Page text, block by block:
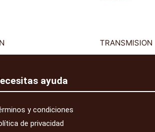
TRANSMISION
ayuda
y condiciones
de privacidad